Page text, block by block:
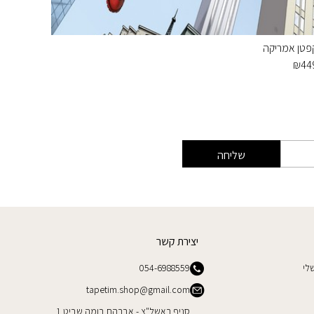
אמריקה
₪
שליחה
יצירת קשר
054-6988559
tapetim.shop@gmail.com
סניף ראשל"צ - אברהם בומה שביט 1